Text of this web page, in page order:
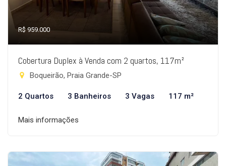
R$ 959.000
Cobertura Duplex à Venda com 2 quartos, 117m²
Boqueirão, Praia Grande-SP
2 Quartos 3 Banheiros 3 Vagas 117 m²
Mais informações